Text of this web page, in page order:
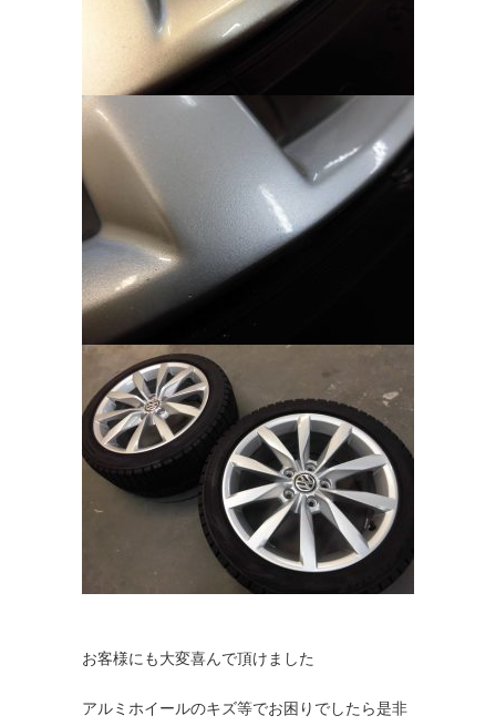
お客様にも大変喜んで頂けました
アルミホイールのキズ等でお困りでしたら是非